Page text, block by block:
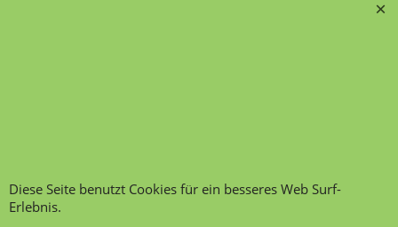
Diese Seite benutzt Cookies für ein besseres Web Surf-
Erlebnis.